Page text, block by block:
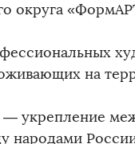
округа
на
— укрепление
народами